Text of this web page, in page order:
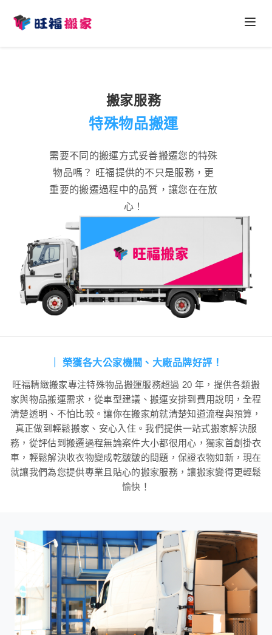
地區搬家 | 彰化搬家
搬家服務 | 工廠搬遷
國際搬家服務
包材購買
搬運服務 | 特殊物品搬運
搬運服務 | 廢棄物搬運
其他服務
其他服務 | 倉庫出租
搬家大小事
聯絡我們
搬家服務
特殊物品搬運
需要不同的搬運方式妥善搬遷您的特殊
物品嗎？ 旺福提供的不只是服務，更
重要的搬遷過程中的品質，讓您在在放
心！
旺福精緻搬家公司
｜ 榮獲各大公家機關、大廠品牌好評！
旺福精緻搬家專注特殊物品搬運服務超過 20 年，提供各類搬
家與物品搬運需求，從車型建議、搬運安排到費用說明，全程
清楚透明、不怕比較。讓你在搬家前就清楚知道流程與預算，
真正做到輕鬆搬家、安心入住。我們提供一站式搬家解決服
務，從評估到搬遷過程無論案件大小都很用心，獨家首創掛衣
車，輕鬆解決收衣物變成乾皺皺的問題，保證衣物如新，現在
就讓我們為您提供專業且貼心的搬家服務，讓搬家變得更輕鬆
愉快！